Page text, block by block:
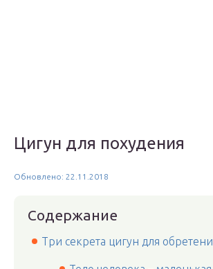
Цигун для похудения
Обновлено: 22.11.2018
Содержание
Три секрета цигун для